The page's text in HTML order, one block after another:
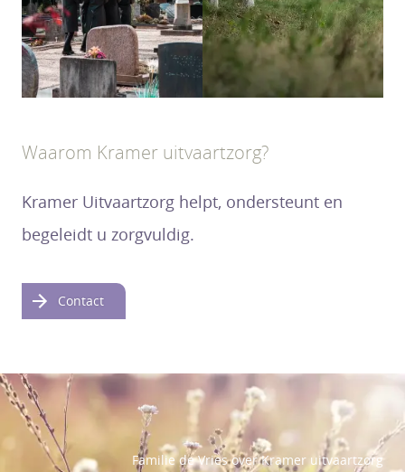
Waarom Kramer uitvaartzorg?
Kramer Uitvaartzorg helpt, ondersteunt en
begeleidt u zorgvuldig.
Contact
Familie de Vries over Kramer uitvaartzorg